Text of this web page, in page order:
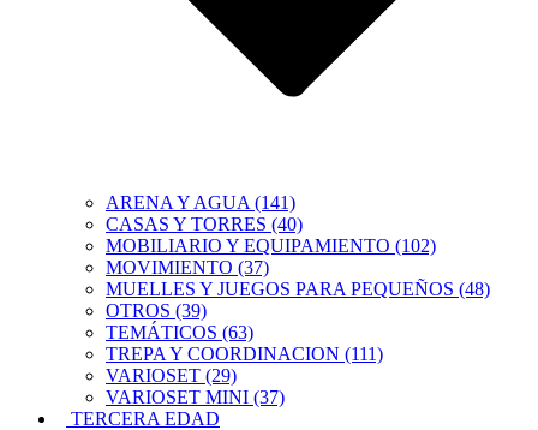
ARENA Y AGUA (141)
CASAS Y TORRES (40)
MOBILIARIO Y EQUIPAMIENTO (102)
MOVIMIENTO (37)
MUELLES Y JUEGOS PARA PEQUEÑOS (48)
OTROS (39)
TEMÁTICOS (63)
TREPA Y COORDINACION (111)
VARIOSET (29)
VARIOSET MINI (37)
TERCERA EDAD